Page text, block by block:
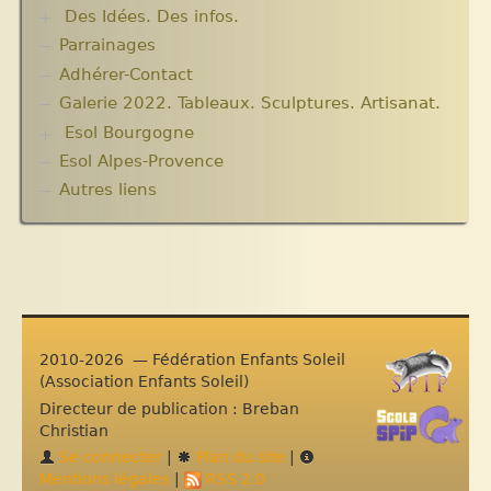
Chroniques du séjour Juillet 2016
Les micro-crédits
Critiques et notes de lecture
Des Idées. Des infos.
Changer le monde. Réflexions sur l’aide
internationale. 5 articles
Lutter contre l’extrême pauvreté. Victimes et
acteurs.10 articles.
Solidarité internationale. Autour d’Haïti.
Cité Soleil.
Histoire d’Haïti. Histoire et Vaudou.
Parrainages
Adhérer-Contact
Galerie 2022. Tableaux. Sculptures. Artisanat.
Esol Bourgogne
ACTUALITES
Archives
Esol Alpes-Provence
Autres liens
2010-2026 — Fédération Enfants Soleil
(Association Enfants Soleil)
Directeur de publication : Breban
Christian
Se connecter
Plan du site
Mentions légales | RSS 2.0